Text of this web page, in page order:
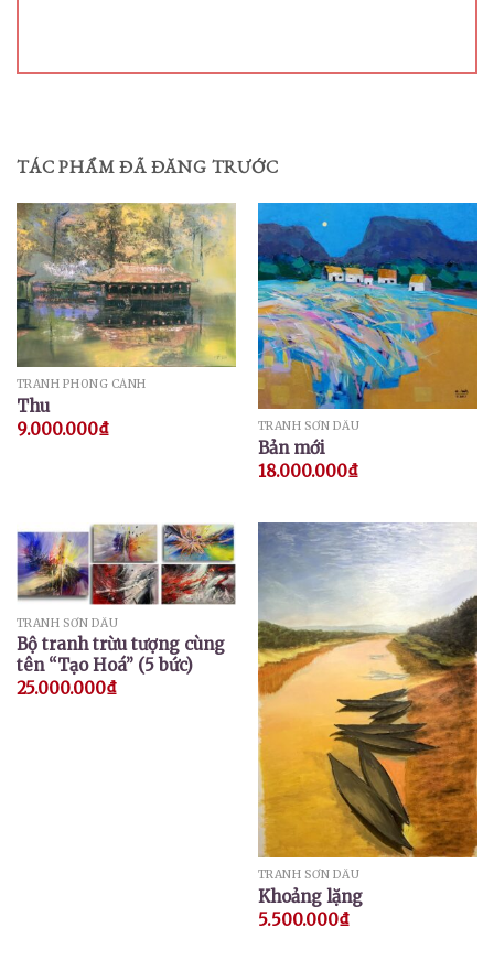
TÁC PHẨM ĐÃ ĐĂNG TRƯỚC
TRANH PHONG CẢNH
Thu
9.000.000₫ TRANH SƠN DẦU
Bản mới
18.000.000₫
TRANH SƠN DẦU
Bộ tranh trừu tượng cùng
tên “Tạo Hoá” (5 bức)
25.000.000₫
TRANH SƠN DẦU
Khoảng lặng
5.500.000₫